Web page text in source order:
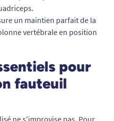
un maintien parfait de la
vertébrale en position
pour
fauteuil